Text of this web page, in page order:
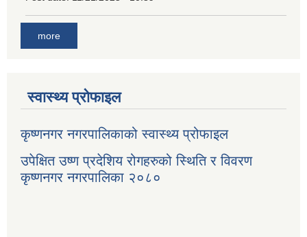
more
स्वास्थ्य प्रोफाइल
कृष्णनगर नगरपालिकाको स्वास्थ्य प्रोफाइल
उपेक्षित उष्ण प्रदेशिय रोगहरुको स्थिति र विवरण
कृष्णनगर नगरपालिका २०८०